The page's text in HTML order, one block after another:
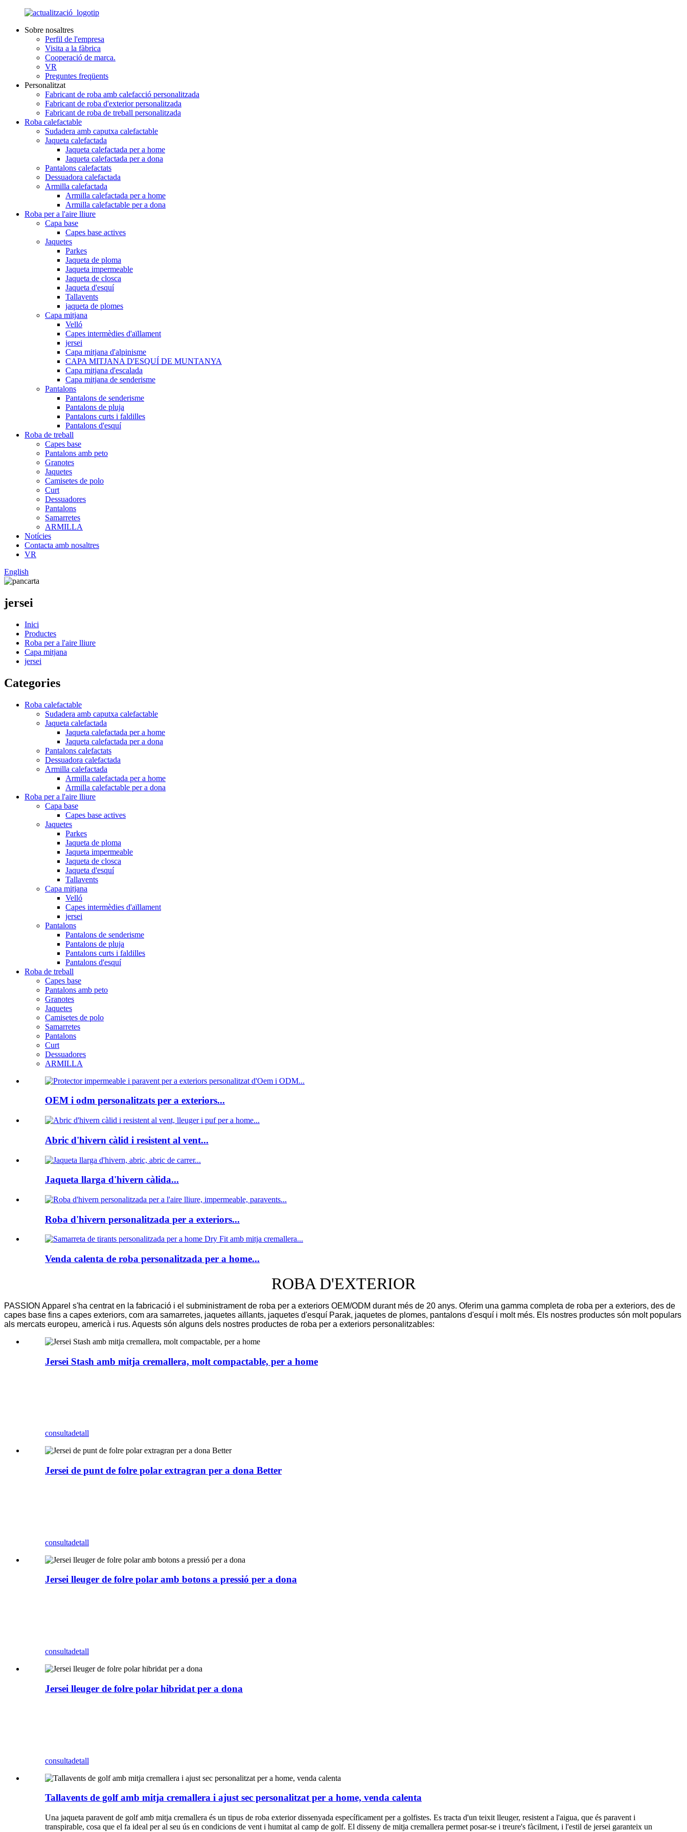
Sobre nosaltres
Perfil de l'empresa
Visita a la fàbrica
Cooperació de marca.
VR
Preguntes freqüents
Personalitzat
Fabricant de roba amb calefacció personalitzada
Fabricant de roba d'exterior personalitzada
Fabricant de roba de treball personalitzada
Roba calefactable
Sudadera amb caputxa calefactable
Jaqueta calefactada
Jaqueta calefactada per a home
Jaqueta calefactada per a dona
Pantalons calefactats
Dessuadora calefactada
Armilla calefactada
Armilla calefactada per a home
Armilla calefactable per a dona
Roba per a l'aire lliure
Capa base
Capes base actives
Jaquetes
Parkes
Jaqueta de ploma
Jaqueta impermeable
Jaqueta de closca
Jaqueta d'esquí
Tallavents
jaqueta de plomes
Capa mitjana
Velló
Capes intermèdies d'aïllament
jersei
Capa mitjana d'alpinisme
CAPA MITJANA D'ESQUÍ DE MUNTANYA
Capa mitjana d'escalada
Capa mitjana de senderisme
Pantalons
Pantalons de senderisme
Pantalons de pluja
Pantalons curts i faldilles
Pantalons d'esquí
Roba de treball
Capes base
Pantalons amb peto
Granotes
Jaquetes
Camisetes de polo
Curt
Dessuadores
Pantalons
Samarretes
ARMILLA
Notícies
Contacta amb nosaltres
VR
English
jersei
Inici
Productes
Roba per a l'aire lliure
Capa mitjana
jersei
Categories
Roba calefactable
Sudadera amb caputxa calefactable
Jaqueta calefactada
Jaqueta calefactada per a home
Jaqueta calefactada per a dona
Pantalons calefactats
Dessuadora calefactada
Armilla calefactada
Armilla calefactada per a home
Armilla calefactable per a dona
Roba per a l'aire lliure
Capa base
Capes base actives
Jaquetes
Parkes
Jaqueta de ploma
Jaqueta impermeable
Jaqueta de closca
Jaqueta d'esquí
Tallavents
Capa mitjana
Velló
Capes intermèdies d'aïllament
jersei
Pantalons
Pantalons de senderisme
Pantalons de pluja
Pantalons curts i faldilles
Pantalons d'esquí
Roba de treball
Capes base
Pantalons amb peto
Granotes
Jaquetes
Camisetes de polo
Samarretes
Pantalons
Curt
Dessuadores
ARMILLA
OEM i odm personalitzats per a exteriors...
Abric d'hivern càlid i resistent al vent...
Jaqueta llarga d'hivern càlida...
Roba d'hivern personalitzada per a exteriors...
Venda calenta de roba personalitzada per a home...
ROBA D'EXTERIOR
PASSION Apparel s'ha centrat en la fabricació i el subministrament de roba per a exteriors OEM/ODM durant més de 20 anys. Oferim una gamma completa de roba per a exteriors, des de
capes base fins a capes exteriors, com ara samarretes, jaquetes aïllants, jaquetes d'esquí Parak, jaquetes de plomes, pantalons d'esquí i molt més. Els nostres productes són molt populars
als mercats europeu, americà i rus. Aquests són alguns dels nostres productes de roba per a exteriors personalitzables:
Jersei Stash amb mitja cremallera, molt compactable, per a home
consultadetall
Jersei de punt de folre polar extragran per a dona Better
consultadetall
Jersei lleuger de folre polar amb botons a pressió per a dona
consultadetall
Jersei lleuger de folre polar hibridat per a dona
consultadetall
Tallavents de golf amb mitja cremallera i ajust sec personalitzat per a home, venda calenta
Una jaqueta paravent de golf amb mitja cremallera és un tipus de roba exterior dissenyada específicament per a golfistes. Es tracta d'un teixit lleuger, resistent a l'aigua, que és paravent i
transpirable, cosa que el fa ideal per al seu ús en condicions de vent i humitat al camp de golf. El disseny de mitja cremallera permet posar-se i treure's fàcilment, i l'estil de jersei garanteix un